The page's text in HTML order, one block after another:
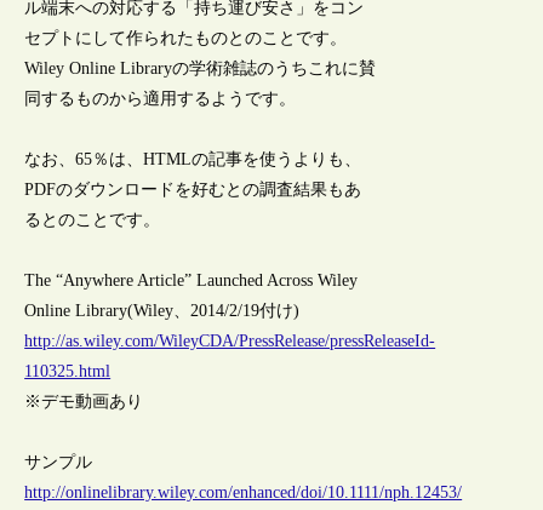
ル端末への対応する「持ち運び安さ」をコン
セプトにして作られたものとのことです。
Wiley Online Libraryの学術雑誌のうちこれに賛
同するものから適用するようです。
なお、65％は、HTMLの記事を使うよりも、
PDFのダウンロードを好むとの調査結果もあ
るとのことです。
The “Anywhere Article” Launched Across Wiley
Online Library(Wiley、2014/2/19付け)
http://as.wiley.com/WileyCDA/PressRelease/pressReleaseId-
110325.html
※デモ動画あり
サンプル
http://onlinelibrary.wiley.com/enhanced/doi/10.1111/nph.12453/